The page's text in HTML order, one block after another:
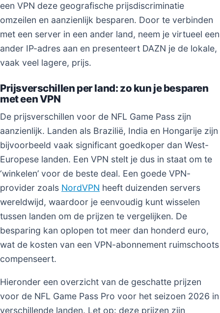
een VPN deze geografische prijsdiscriminatie
omzeilen en aanzienlijk besparen. Door te verbinden
met een server in een ander land, neem je virtueel een
ander IP-adres aan en presenteert DAZN je de lokale,
vaak veel lagere, prijs.
Prijsverschillen per land: zo kun je besparen
met een VPN
De prijsverschillen voor de NFL Game Pass zijn
aanzienlijk. Landen als Brazilië, India en Hongarije zijn
bijvoorbeeld vaak significant goedkoper dan West-
Europese landen. Een VPN stelt je dus in staat om te
‘winkelen’ voor de beste deal. Een goede VPN-
provider zoals NordVPN heeft duizenden servers
wereldwijd, waardoor je eenvoudig kunt wisselen
tussen landen om de prijzen te vergelijken. De
besparing kan oplopen tot meer dan honderd euro,
wat de kosten van een VPN-abonnement ruimschoots
compenseert.
Hieronder een overzicht van de geschatte prijzen
voor de NFL Game Pass Pro voor het seizoen 2026 in
verschillende landen. Let op: deze prijzen zijn